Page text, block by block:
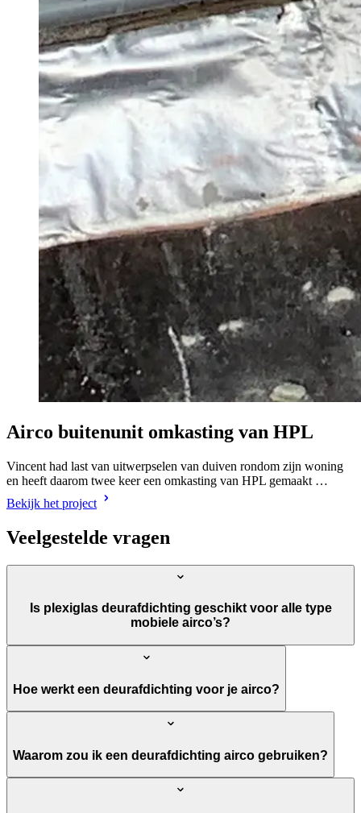
Airco buitenunit omkasting van HPL
Vincent had last van uitwerpselen van duiven rondom zijn woning
en heeft daarom twee keer een omkasting van HPL gemaakt …
Bekijk het project
Veelgestelde vragen
Is plexiglas deurafdichting geschikt voor alle type
mobiele airco’s?
Hoe werkt een deurafdichting voor je airco?
Waarom zou ik een deurafdichting airco gebruiken?